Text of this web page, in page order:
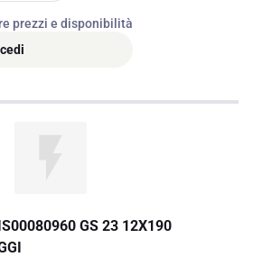
prezzi e disponibilità
GS 23 12X190